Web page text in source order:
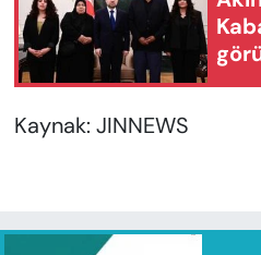
Kaynak: JINNEWS